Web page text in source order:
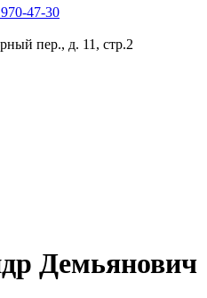
47-30
пер., д. 11, стр.2
Демьянович